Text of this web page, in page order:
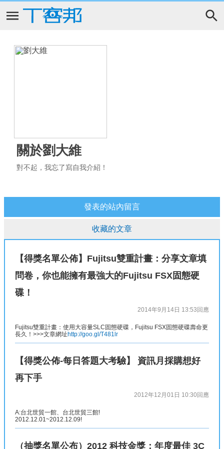
關於劉大維
對不起，我忘了寫自我介紹！
發表的站內留言
收藏的文章
【得獎名單公佈】Fujitsu雙重計畫：分享文章填
問卷，你也能擁有最強大的Fujitsu FSX固態硬
碟！
2014年9月14日 13:53 回應
Fujitsu雙重計畫：使用大容量SLC固態硬碟，Fujitsu FSX固態硬碟壽命更
長久！>>>文章網址http://goo.gl/T481lr
【得獎公佈-每日答題大考驗】 資訊月採購想好
再下手
2012年12月01日 10:30 回應
A:台北世貿一館、台北世貿三館!
2012.12.01~2012.12.09!
（抽獎名單公布）2012 科技金獎：年度最佳 3C